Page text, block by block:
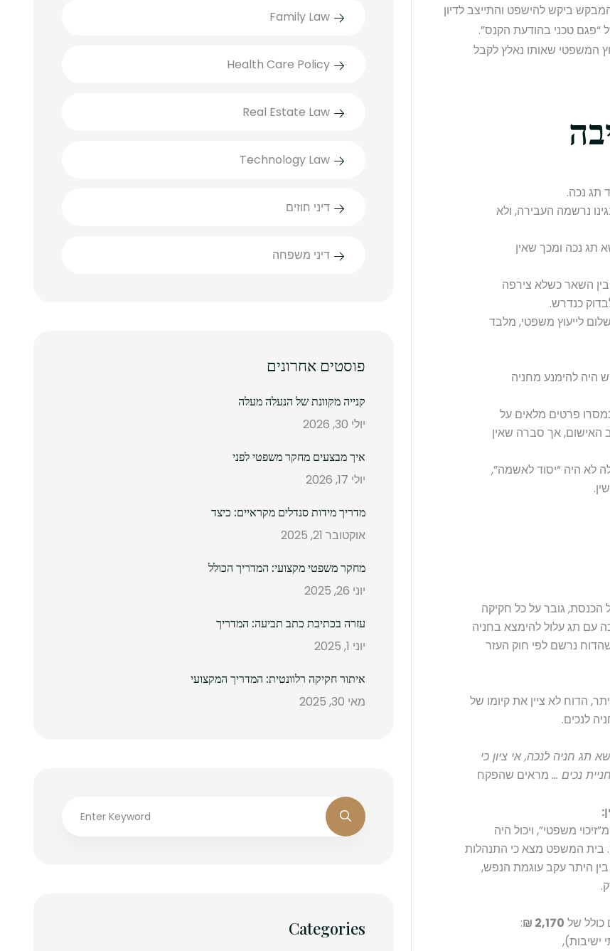
חניית נכים, תשנ”ד-1993. לאחר שהמבקש ביקש להישפט והתייצב לדיון
טכני בהודעת הקנס”.
המשפטי שאותו נאלץ לקבל
תג נכה.
נרשמה העבירה, ולא
תג נכה ומכך שאין
בין השאר כשלא צירפה
כנדרש.
לייעוץ משפטי, מלבד
היה להימנע מחניה
פרטים מלאים על
האישום, אך סברה שאין
לא היה “יסוד לאשמה”,
הכנסת, גובר על כל חקיקה
עם תג עלול להימצא בחניה
נרשם לפי חוק העזר
הדוח לא ציין את קיומו של
לנכים.
תג חניה לנכה, אי ציון כי
נכים … מראים שהפקח
משפטי”, ויכול היה
פי סעיף 80 לחוק העונשין. בית המשפט מצא כי התנהלות
בין היתר עקב עוגמת הנפש,
של 2,170 ₪
:
Family Law
Health Care Policy
Real Estate Law
Technology Law
דיני חוזים
דיני משפחה
פוסטים אחרונים
קנייה מקוונת של הנעלה מעלה
יולי 30, 2026
איך מבצעים מחקר משפטי לפני
יולי 17, 2026
מדריך מידות סנדלים מקראיים: כיצד
אוקטובר 21, 2025
מחקר משפטי מקצועי: המדריך הכולל
יוני 26, 2025
עזרה בכתיבת כתב תביעה: המדריך
יוני 1, 2025
איתור חקיקה רלוונטית: המדריך המקצועי
מאי 30, 2025
Categories